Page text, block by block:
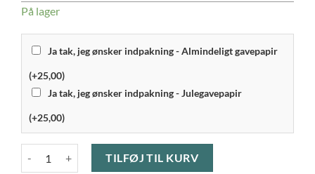
På lager
Ja tak, jeg ønsker indpakning - Almindeligt gavepapir
(+25,00)
Ja tak, jeg ønsker indpakning - Julegavepapir
(+25,00)
Zwilling - Fjerkræsaks 25 cm antal
TILFØJ TIL KURV